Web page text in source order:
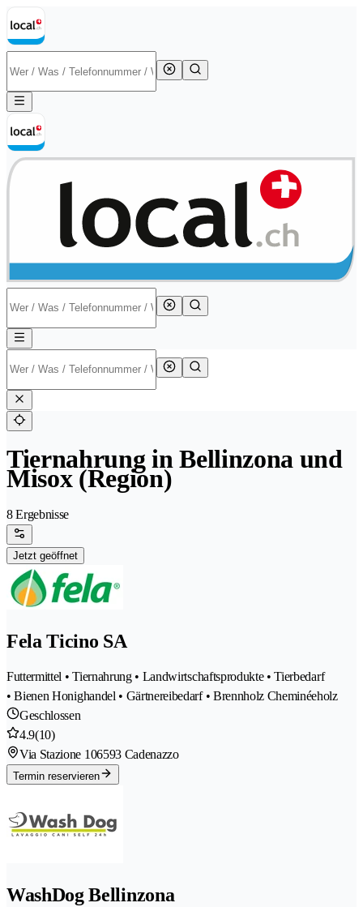
Tiernahrung in Bellinzona und
Misox (Region)
8 Ergebnisse
Jetzt geöffnet
Fela Ticino SA
Futtermittel • Tiernahrung • Landwirtschaftsprodukte • Tierbedarf
• Bienen Honighandel • Gärtnereibedarf • Brennholz Cheminéeholz
Geschlossen
4.9(10)
Via Stazione 106593 Cadenazzo
Termin reservieren
WashDog Bellinzona